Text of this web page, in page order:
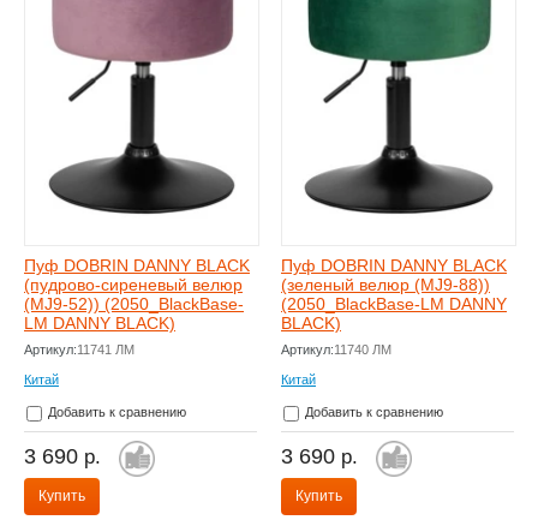
Пуф DOBRIN DANNY BLACK
(пудрово-сиреневый велюр
(MJ9-52)) (2050_BlackBase-
LM DANNY BLACK)
Артикул:11741 ЛМ
Китай
Добавить к сравнению
3 690 р.
Купить
Пуф DOBRIN DANNY BLACK
(зеленый велюр (MJ9-88))
(2050_BlackBase-LM DANNY
BLACK)
Артикул:11740 ЛМ
Китай
Добавить к сравнению
3 690 р.
Купить